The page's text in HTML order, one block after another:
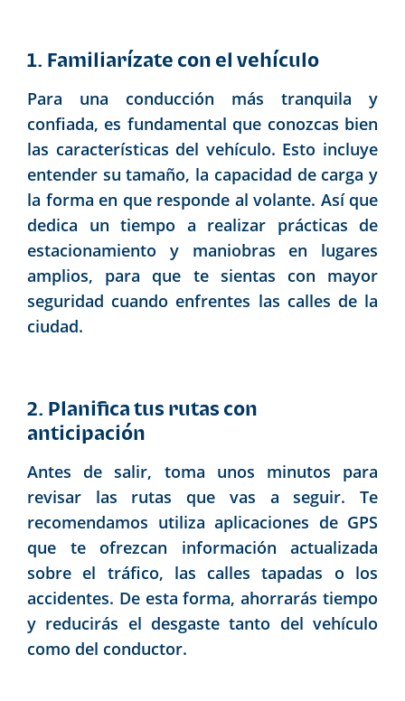
1. Familiarízate con el vehículo
Para una conducción más tranquila y
confiada, es fundamental que conozcas bien
las características del vehículo. Esto incluye
entender su tamaño, la capacidad de carga y
la forma en que responde al volante. Así que
dedica un tiempo a realizar prácticas de
estacionamiento y maniobras en lugares
amplios, para que te sientas con mayor
seguridad cuando enfrentes las calles de la
ciudad.
2. Planifica tus rutas con
anticipación
Antes de salir, toma unos minutos para
revisar las rutas que vas a seguir. Te
recomendamos utiliza aplicaciones de GPS
que te ofrezcan información actualizada
sobre el tráfico, las calles tapadas o los
accidentes. De esta forma, ahorrarás tiempo
y reducirás el desgaste tanto del vehículo
como del conductor.